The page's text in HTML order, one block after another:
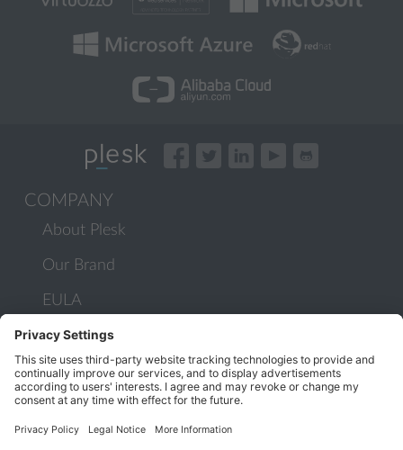
COMPANY
About Plesk
Our Brand
EULA
Terms of Use
Legal
Privacy Policy
Impressum